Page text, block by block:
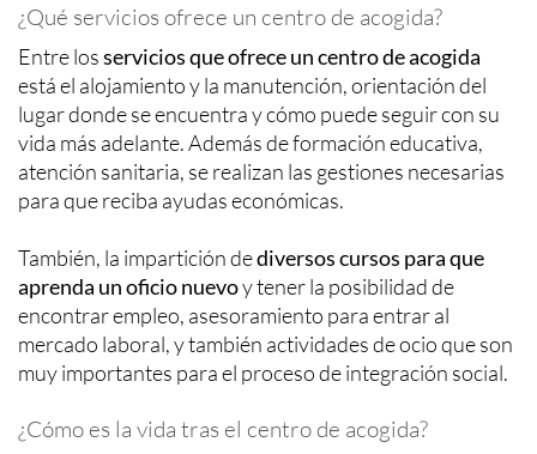
¿Qué servicios ofrece un centro de acogida?
Entre losservicios que ofrece un centro de acogida
está el alojamiento y la manutención, orientación del
lugar donde se encuentra y cómo puede seguir con su
vida más adelante. Además de formación educativa,
atención sanitaria, se realizan las gestiones necesarias
para que reciba ayudas económicas.
También, la impartición dediversos cursos para que
aprenda un oficio nuevoy tener la posibilidad de
encontrar empleo, asesoramiento para entrar al
mercado laboral, y también actividades de ocio que son
muy importantes para el proceso de integración social.
¿Cómo es la vida tras el centro de acogida?